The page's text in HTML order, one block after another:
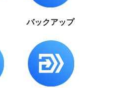
バックアップ